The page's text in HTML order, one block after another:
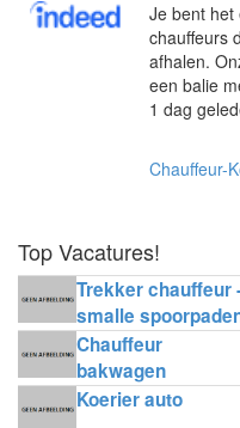
Je bent het
chauffeurs
afhalen.
een balie
1 dag
Chauffeur-
Top Vacatures!
Trekker chauffeur
smalle
Chauffeur
bakwagen
horecadistributie
Koerier auto